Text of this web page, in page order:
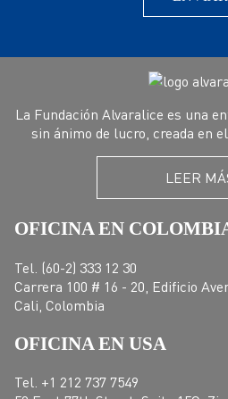
La Fundación Alvaralice es una
sin ánimo de lucro, creada en
LEER
OFICINA EN
Tel. (60-2) 333 12 30
Carrera 100 # 16 - 20, Edificio
Cali, Colombia
OFICINA EN USA
Tel. +1 212 737 7549